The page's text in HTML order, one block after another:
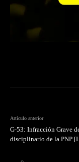
Artículo anterior
G-53: Infracción Grave
disciplinario de la PNP